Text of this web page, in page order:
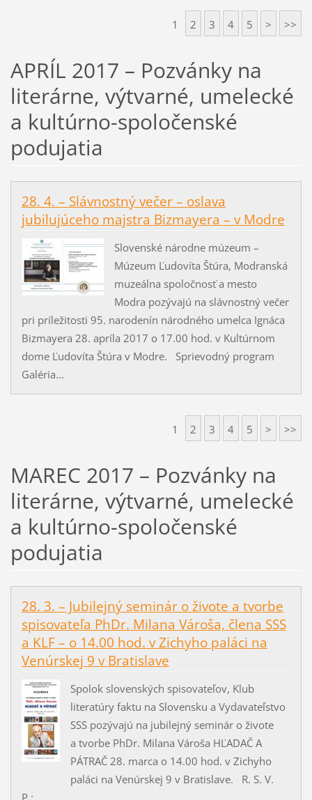
1 2 3 4 5 > >>
APRÍL 2017 – Pozvánky na
literárne, výtvarné, umelecké
a kultúrno-spoločenské
podujatia
28. 4. – Slávnostný večer – oslava
jubilujúceho majstra Bizmayera – v Modre
Slovenské národne múzeum –
Múzeum Ľudovíta Štúra, Modranská
muzeálna spoločnosť a mesto
Modra pozývajú na slávnostný večer
pri príležitosti 95. narodenín národného umelca Ignáca
Bizmayera 28. apríla 2017 o 17.00 hod. v Kultúrnom
dome Ľudovíta Štúra v Modre. Sprievodný program
Galéria...
1 2 3 4 5 > >>
MAREC 2017 – Pozvánky na
literárne, výtvarné, umelecké
a kultúrno-spoločenské
podujatia
28. 3. – Jubilejný seminár o živote a tvorbe
spisovateľa PhDr. Milana Vároša, člena SSS
a KLF – o 14.00 hod. v Zichyho paláci na
Venúrskej 9 v Bratislave
Spolok slovenských spisovateľov, Klub
literatúry faktu na Slovensku a Vydavateľstvo
SSS pozývajú na jubilejný seminár o živote
a tvorbe PhDr. Milana Vároša HĽADAČ A
PÁTRAČ 28. marca o 14.00 hod. v Zichyho
paláci na Venúrskej 9 v Bratislave. R. S. V.